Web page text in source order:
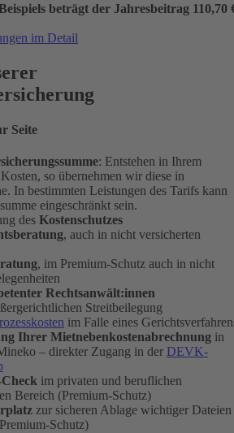
beträgt der Jahresbeitrag 110,70
im Detail
Seite
: Entstehen in Ihrem
so übernehmen wir diese in
In bestimmten Leistungen des Tarifs kann
eingeschränkt sein.
des Kostenschutzes
, auch in nicht versicherten
, im Premium-Schutz auch in nicht
Rechtsanwält:innen
Streitbeilegung
im Falle eines
Ihrer Mietnebenkostenabrechnung in
– direkter Zugang in der DEVK-
im privaten und beruflichen
Bereich (Premium-Schutz)
zur sicheren Ablage wichtiger Dateien
Schutz)